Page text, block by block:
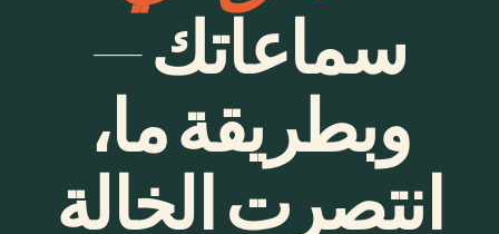
سماعاتك —
وبطريقة ما،
انتصرت الخالة